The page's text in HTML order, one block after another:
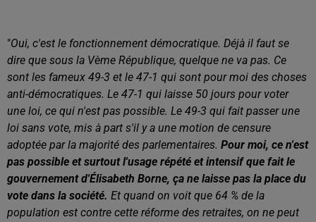
"Oui, c'est le fonctionnement démocratique. Déjà il faut se
dire que sous la Vème République, quelque ne va pas. Ce
sont les fameux 49-3 et le 47-1 qui sont pour moi des choses
anti-démocratiques. Le 47-1 qui laisse 50 jours pour voter
une loi, ce qui n'est pas possible. Le 49-3 qui fait passer une
loi sans vote, mis à part s'il y a une motion de censure
adoptée par la majorité des parlementaires. Pour moi, ce n'est
pas possible et surtout l'usage répété et intensif que fait le
gouvernement d'Élisabeth Borne, ça ne laisse pas la place du
vote dans la société. Et quand on voit que 64 % de la
population est contre cette réforme des retraites, on ne peut